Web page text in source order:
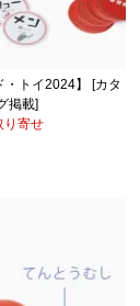
・トイ2024】 [カタ
掲載]
り寄せ